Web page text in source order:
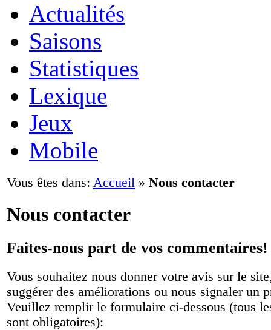
Actualités
Saisons
Statistiques
Lexique
Jeux
Mobile
Vous êtes dans: Accueil » Nous contacter
Nous contacter
Faites-nous part de vos commentaires!
Vous souhaitez nous donner votre avis sur le
suggérer des améliorations ou nous signaler un
Veuillez remplir le formulaire ci-dessous (tous
sont obligatoires):